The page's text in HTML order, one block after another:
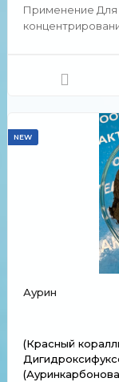
Применение Для
NEW
Аурин
(Красный